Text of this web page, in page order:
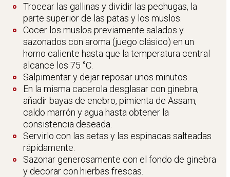
Trocear las gallinas y dividir las pechugas, la
parte superior de las patas y los muslos.
Cocer los muslos previamente salados y
sazonados con aroma (juego clásico) en un
horno caliente hasta que la temperatura central
alcance los 75 °C.
Salpimentar y dejar reposar unos minutos.
En la misma cacerola desglasar con ginebra,
añadir bayas de enebro, pimienta de Assam,
caldo marrón y agua hasta obtener la
consistencia deseada.
Servirlo con las setas y las espinacas salteadas
rápidamente.
Sazonar generosamente con el fondo de ginebra
y decorar con hierbas frescas.